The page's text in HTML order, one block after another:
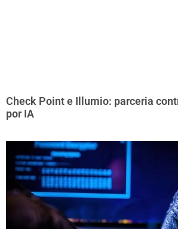
Check Point e Illumio: parceria
por IA